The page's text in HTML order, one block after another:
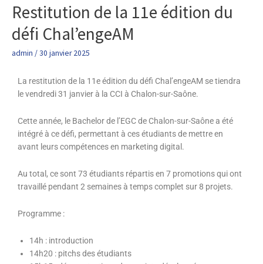
Restitution de la 11e édition du
défi Chal’engeAM
admin /30 janvier 2025
La restitution de la 11e édition du défi Chal’engeAM se tiendra
le vendredi 31 janvier à la CCI à Chalon-sur-Saône.
Cette année, le Bachelor de l’EGC de Chalon-sur-Saône a été
intégré à ce défi, permettant à ces étudiants de mettre en
avant leurs compétences en marketing digital.
Au total, ce sont 73 étudiants répartis en 7 promotions qui ont
travaillé pendant 2 semaines à temps complet sur 8 projets.
Programme :
14h : introduction
14h20 : pitchs des étudiants
Restitution
de
la
édition
défi
Chal’engeAM